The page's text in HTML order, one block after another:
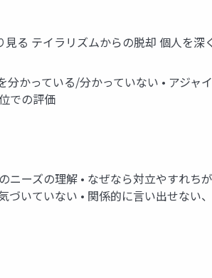
る テイラリズムからの脱却 個人を深
かっている/分かっていない • アジャ
での評価
ーズの理解 • なぜなら対立やすれ
いていない • 関係的に言い出せな